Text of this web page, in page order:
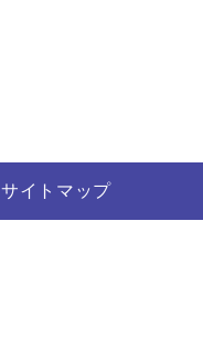
サイトマップ